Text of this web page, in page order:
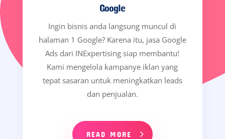
Google
Ingin bisnis anda langsung muncul di
halaman 1 Google? Karena itu, jasa Google
Ads dari INExpertising siap membantu!
Kami mengelola kampanye iklan yang
tepat sasaran untuk meningkatkan leads
dan penjualan.
READ MORE